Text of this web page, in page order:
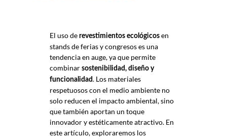
El uso de revestimientos ecológicos en
stands de ferias y congresos es una
tendencia en auge, ya que permite
combinar sostenibilidad, diseño y
funcionalidad. Los materiales
respetuosos con el medio ambiente no
solo reducen el impacto ambiental, sino
que también aportan un toque
innovador y estéticamente atractivo. En
este artículo, exploraremos los